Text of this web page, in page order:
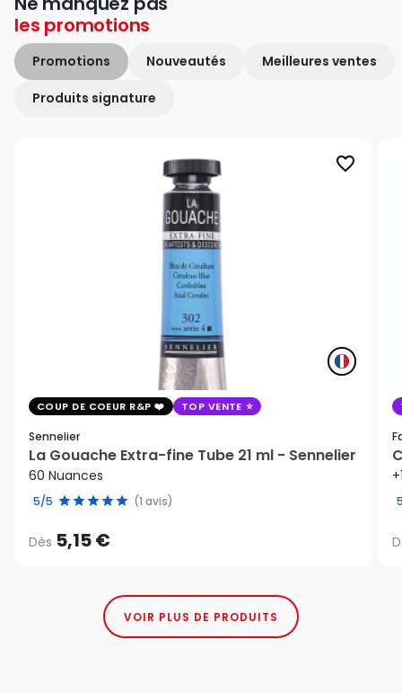
les promotions
Promotions Nouveautés Meilleures ventes
Produits signature
favorite_border
COUP DE COEUR R&P TOP VENTE
Sennelier
La Gouache Extra-fine Tube 21 ml - Sennelier
60 Nuances
5/5 (1 avis)
Dès 5,15 €
VOIR PLUS DE PRODUITS